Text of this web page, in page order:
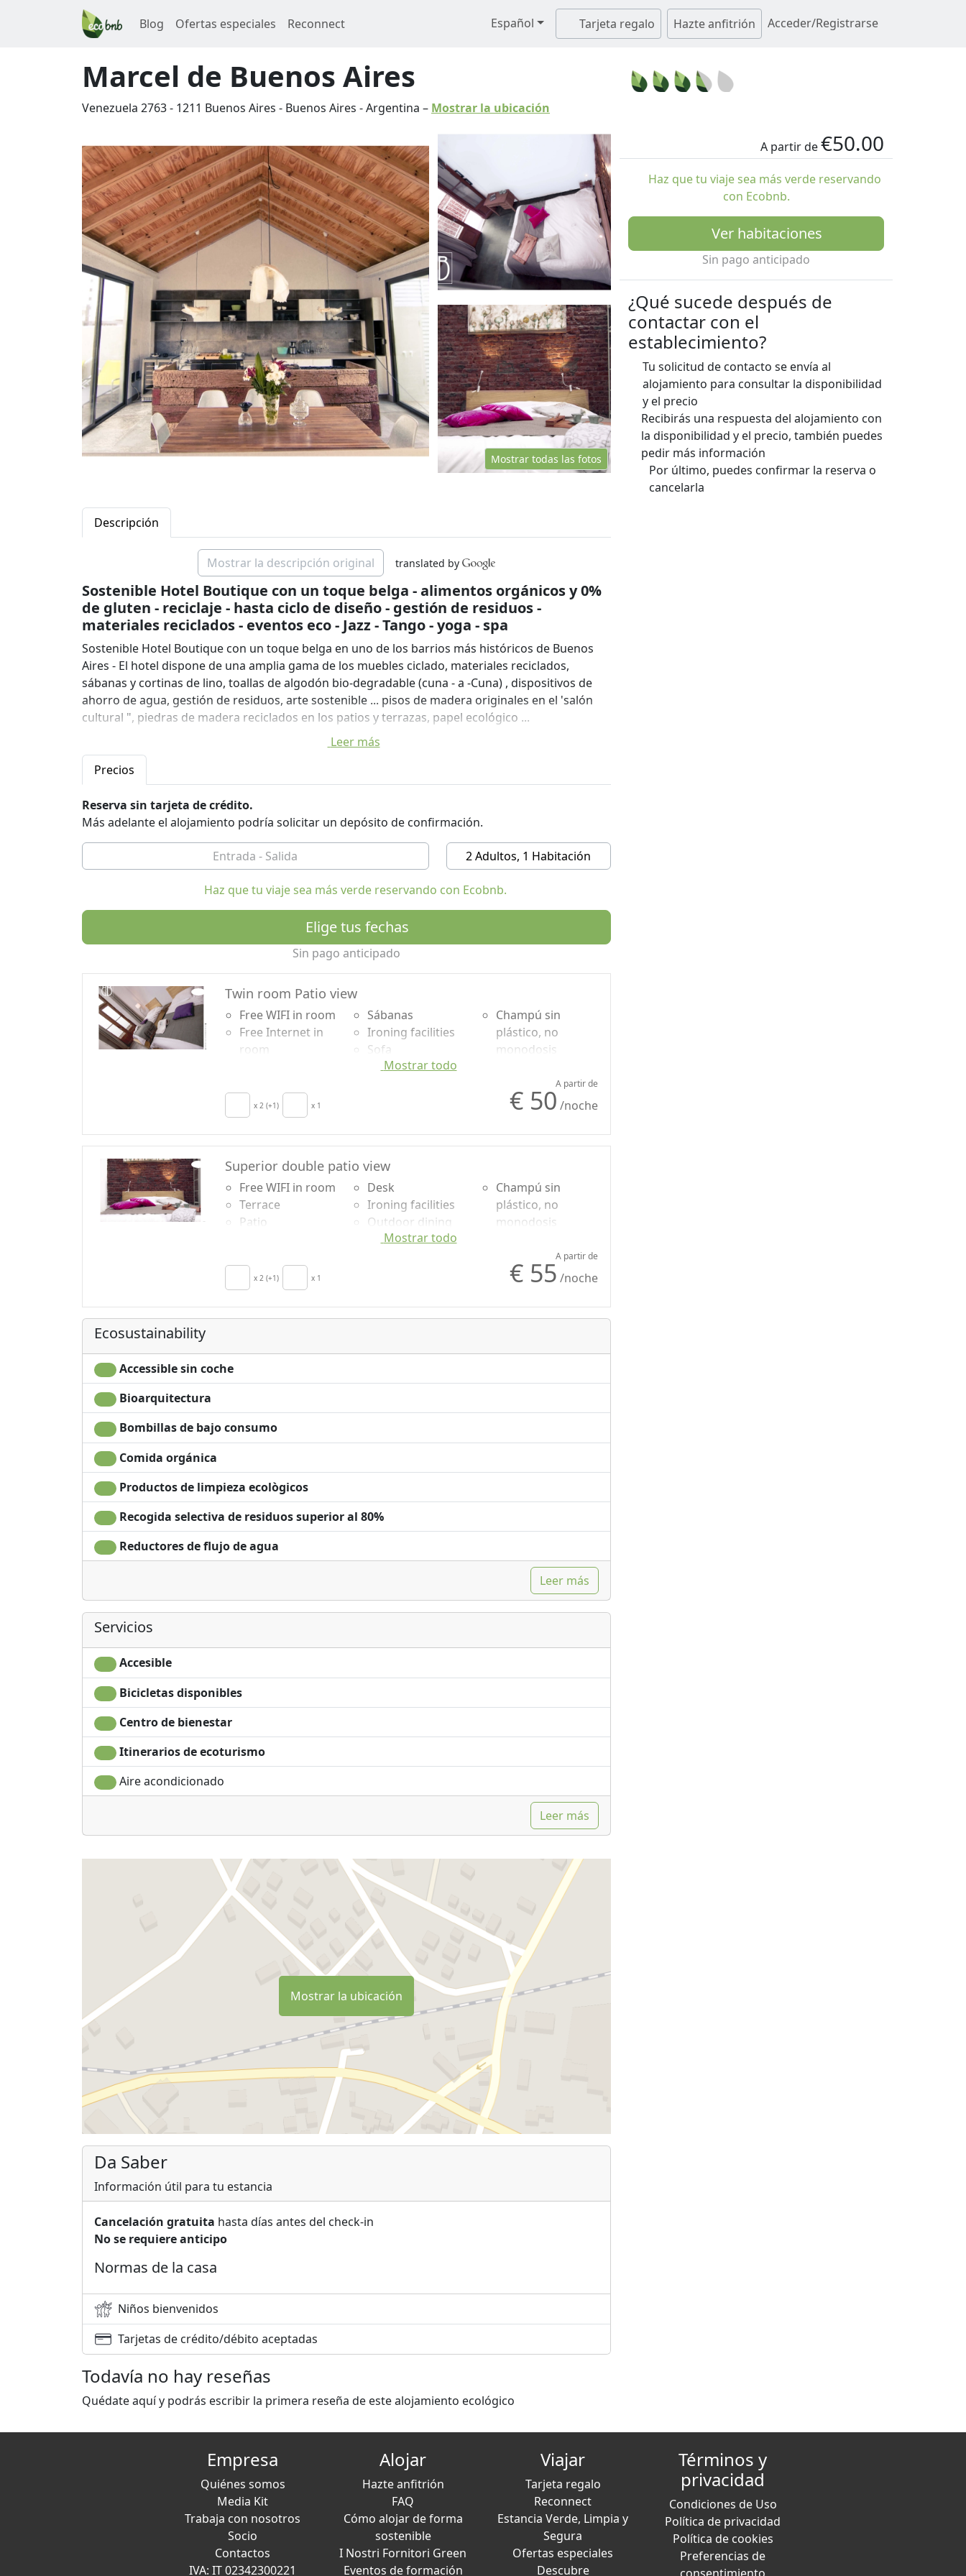
Blog Ofertas especiales Reconnect Español Tarjeta regalo Hazte anfitrión Acceder/Registrarse
Marcel de Buenos Aires
Venezuela 2763- 1211 Buenos Aires - Buenos Aires -Argentina – Mostrar la ubicación
Mostrar todas las fotos
Descripción
Mostrar la descripción original translated by
Sostenible Hotel Boutique con un toque belga - alimentos orgánicos y 0%
de gluten - reciclaje - hasta ciclo de diseño - gestión de residuos -
materiales reciclados - eventos eco - Jazz - Tango - yoga - spa
Sostenible Hotel Boutique con un toque belga en uno de los barrios más históricos de Buenos
Aires - El hotel dispone de una amplia gama de los muebles ciclado, materiales reciclados,
sábanas y cortinas de lino, toallas de algodón bio-degradable (cuna - a -Cuna) , dispositivos de
ahorro de agua, gestión de residuos, arte sostenible ... pisos de madera originales en el 'salón
cultural ", piedras de madera reciclados en los patios y terrazas, papel ecológico ...
Pedimos a nuestros huéspedes no fumar y no llevar en botellas de plástico, ya que el agua del
grifo filtrada está disponible un montón.
sin gluten 0%.
Este es un lugar como nunca se han visto antes!
Para las personas con una mente verde!
Leer más
Precios
Reserva sin tarjeta de crédito.
Más adelante el alojamiento podría solicitar un depósito de confirmación.
2 Adultos, 1 Habitación
Haz que tu viaje sea más verde reservando con Ecobnb.
Elige tus fechas
Sin pago anticipado
Twin room Patio view
Free WIFI in room
Free Internet in
room
Sábanas
Ironing facilities
Sofa
Shower
Champú sin
plástico, no
monodosis
Mostrar todo
x 2 (+1) x 1
A partir de
€ 50 /noche
Superior double patio view
Free WIFI in room
Terrace
Patio
Desk
Ironing facilities
Outdoor dining
area
Champú sin
plástico, no
monodosis
Mostrar todo
x 2 (+1) x 1
A partir de
€ 55 /noche
Ecosustainability
Accessible sin coche
Bioarquitectura
Bombillas de bajo consumo
Comida orgánica
Productos de limpieza ecològicos
Recogida selectiva de residuos superior al 80%
Reductores de flujo de agua
Leer más
Servicios
Accesible
Bicicletas disponibles
Centro de bienestar
Itinerarios de ecoturismo
Aire acondicionado
Leer más
Mostrar la ubicación
Da Saber
Información útil para tu estancia
Cancelación gratuita hasta días antes del check-in
No se requiere anticipo
Normas de la casa
Niños bienvenidos
Tarjetas de crédito/débito aceptadas
Todavía no hay reseñas
Quédate aquí y podrás escribir la primera reseña de este alojamiento ecológico
A partir de€50.00
Haz que tu viaje sea más verde reservando
con Ecobnb.
Ver habitaciones
Sin pago anticipado
¿Qué sucede después de
contactar con el
establecimiento?
Tu solicitud de contacto se envía al
alojamiento para consultar la disponibilidad
y el precio
Recibirás una respuesta del alojamiento con
la disponibilidad y el precio, también puedes
pedir más información
Por último, puedes confirmar la reserva o
cancelarla
Empresa
Quiénes somos
Media Kit
Trabaja con nosotros
Socio
Contactos
IVA: IT 02342300221
Alojar
Hazte anfitrión
FAQ
Cómo alojar de forma
sostenible
I Nostri Fornitori Green
Eventos de formación
Viajar
Tarjeta regalo
Reconnect
Estancia Verde, Limpia y
Segura
Ofertas especiales
Descubre
Términos y
privacidad
Condiciones de Uso
Política de privacidad
Política de cookies
Preferencias de